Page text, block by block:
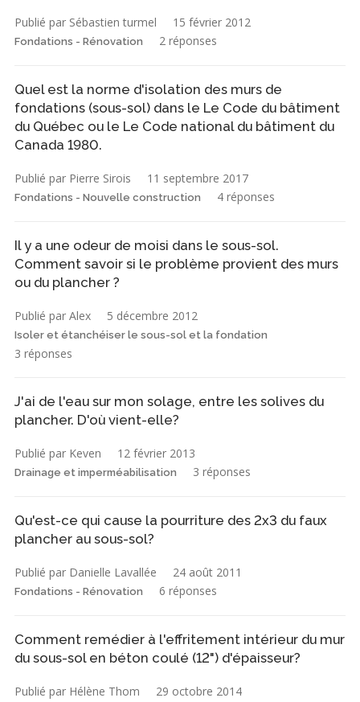
Publié par Sébastien turmel 15 février 2012
Fondations - Rénovation 2 réponses
Quel est la norme d'isolation des murs de
fondations (sous-sol) dans le Le Code du bâtiment
du Québec ou le Le Code national du bâtiment du
Canada 1980.
Publié par Pierre Sirois 11 septembre 2017
Fondations - Nouvelle construction 4 réponses
Il y a une odeur de moisi dans le sous-sol.
Comment savoir si le problème provient des murs
ou du plancher ?
Publié par Alex 5 décembre 2012
Isoler et étanchéiser le sous-sol et la fondation
3 réponses
J'ai de l'eau sur mon solage, entre les solives du
plancher. D'où vient-elle?
Publié par Keven 12 février 2013
Drainage et imperméabilisation 3 réponses
Qu'est-ce qui cause la pourriture des 2x3 du faux
plancher au sous-sol?
Publié par Danielle Lavallée 24 août 2011
Fondations - Rénovation 6 réponses
Comment remédier à l'effritement intérieur du mur
du sous-sol en béton coulé (12") d'épaisseur?
Publié par Hélène Thom
29 octobre 2014